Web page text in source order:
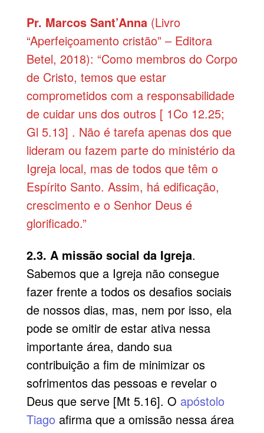
Pr. Marcos Sant’Anna(Livro
“Aperfeiçoamento cristão” – Editora
Betel, 2018): “Como membros do Corpo
de Cristo, temos que estar
comprometidos com a responsabilidade
de cuidar uns dos outros [ 1Co 12.25;
Gl 5.13] . Não é tarefa apenas dos que
lideram ou fazem parte do ministério da
Igreja local, mas de todos que têm o
Espírito Santo. Assim, há edificação,
crescimento e o Senhor Deus é
glorificado.”
2.3. A missão social da Igreja.
Sabemos que a Igreja não consegue
fazer frente a todos os desafios sociais
de nossos dias, mas, nem por isso, ela
pode se omitir de estar ativa nessa
importante área, dando sua
contribuição a fim de minimizar os
sofrimentos das pessoas e revelar o
Deus que serve [Mt 5.16]. O apóstolo
Tiagoafirma que a omissão nessa área